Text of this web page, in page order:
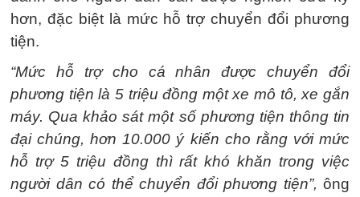
hơn, đặc biệt là mức hỗ trợ chuyển đổi phương
tiện.
“Mức hỗ trợ cho cá nhân được chuyển đổi
phương tiện là 5 triệu đồng một xe mô tô, xe gắn
máy. Qua khảo sát một số phương tiện thông tin
đại chúng, hơn 10.000 ý kiến cho rằng với mức
hỗ trợ 5 triệu đồng thì rất khó khăn trong việc
người dân có thể chuyển đổi phương tiện”, ông